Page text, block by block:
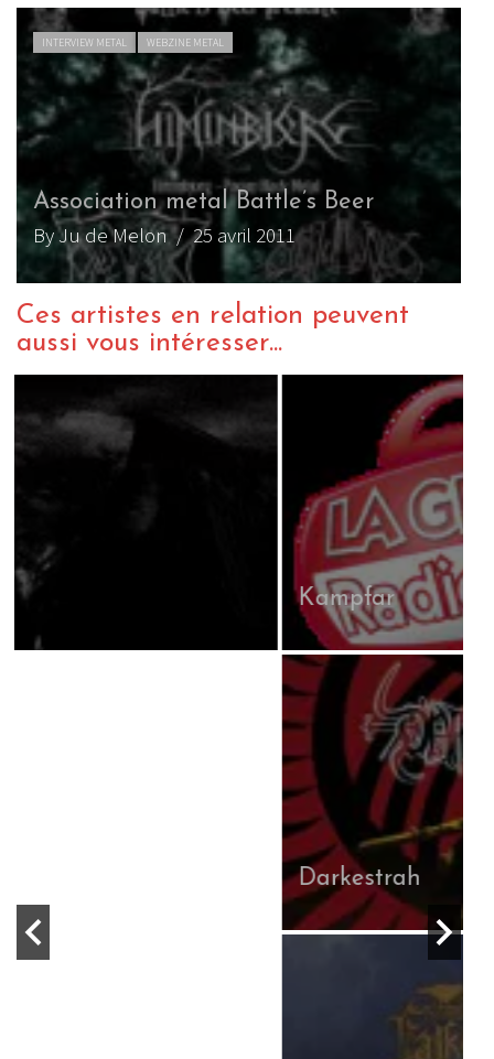
INTERVIEW METAL WEBZINE METAL
Association metal Battle’s Beer
By Ju de Melon/ 25 avril 2011
Ces artistes en relation peuvent
aussi vous intéresser...